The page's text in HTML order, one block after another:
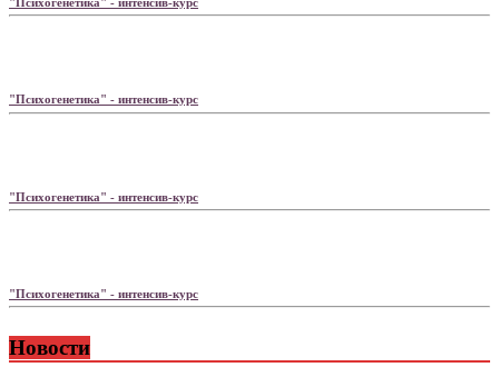
"Психогенетика" - интенсив-курс
"Психогенетика" - интенсив-курс
"Психогенетика" - интенсив-курс
Новости